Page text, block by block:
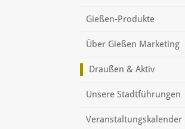
Gießen-Produkte
Über Gießen Marketing
Draußen & Aktiv
Unsere Stadtführungen
Veranstaltungskalender